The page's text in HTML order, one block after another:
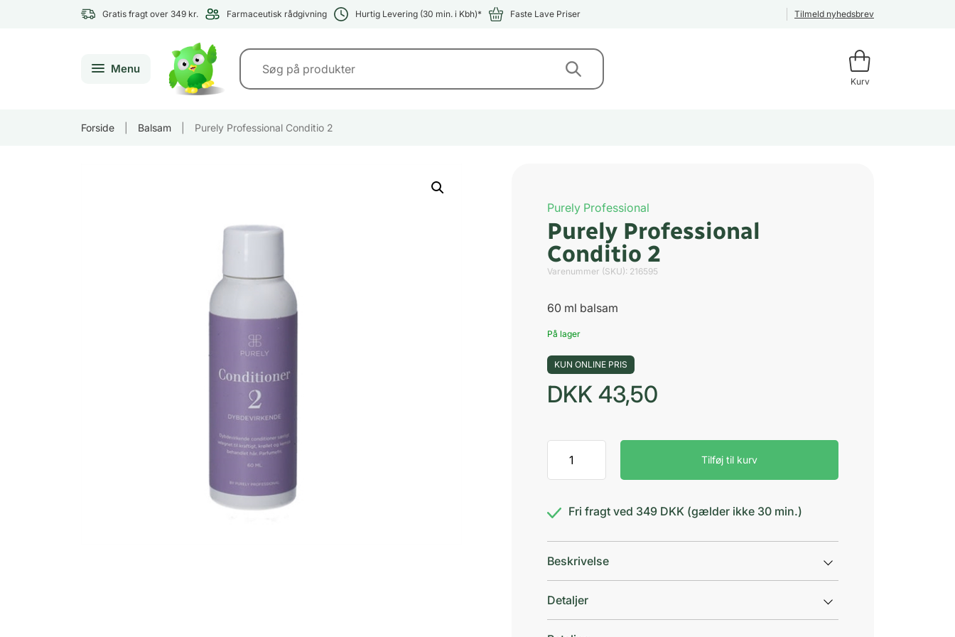
Gratis fragt over 349 kr. Farmaceutisk rådgivning Hurtig Levering (30 min. i Kbh)* Faste Lave Priser Tilmeld nyhedsbrev
Menu
Kurv
Forside Balsam Purely Professional Conditio 2
Purely Professional
Purely Professional
Conditio 2
Varenummer (SKU): 216595
60 ml balsam
På lager
KUN ONLINE PRIS
DKK 43,50
Professional
Conditio
antal
Tilføj til kurv
Fri fragt ved 349 DKK (gælder ikke 30 min.)
Beskrivelse
Detaljer